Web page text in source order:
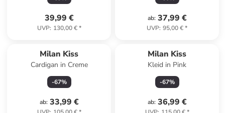
39,99 €
UVP: 130,00 €*
ab: 37,99 €
UVP: 95,00 €*
Milan Kiss
Cardigan in Creme
-67%
ab: 33,99 €
Milan Kiss
Kleid in Pink
-67%
ab: 36,99 €